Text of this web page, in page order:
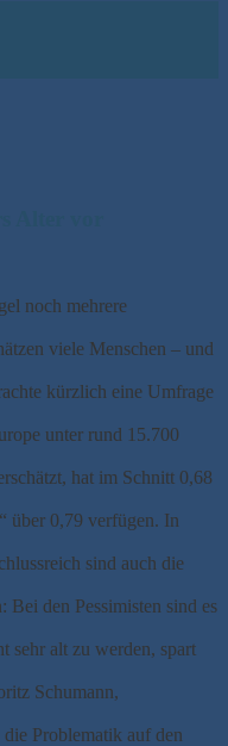
noch mehrere
viele Menschen – und
kürzlich eine Umfrage
unter rund 15.700
hat im Schnitt 0,68
über 0,79 verfügen. In
sind auch die
Bei den Pessimisten sind es
sehr alt zu werden, spart
Schumann,
Problematik auf den